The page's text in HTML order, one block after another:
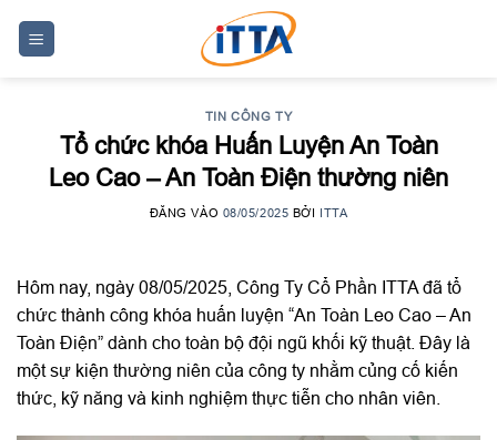
TIN CÔNG TY
Tổ chức khóa Huấn Luyện An Toàn
Leo Cao – An Toàn Điện thường niên
ĐĂNG VÀO 08/05/2025 BỞI ITTA
Hôm nay, ngày 08/05/2025, Công Ty Cổ Phần ITTA đã tổ
chức thành công khóa huấn luyện “An Toàn Leo Cao – An
Toàn Điện” dành cho toàn bộ đội ngũ khối kỹ thuật. Đây là
một sự kiện thường niên của công ty nhằm củng cố kiến
thức, kỹ năng và kinh nghiệm thực tiễn cho nhân viên.